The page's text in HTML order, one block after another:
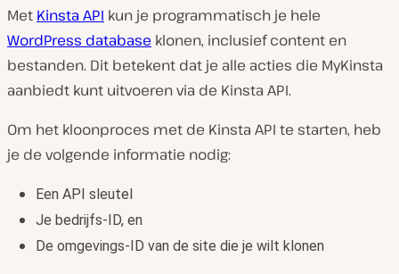
Met Kinsta API kun je programmatisch je hele
WordPress database klonen, inclusief content en
bestanden. Dit betekent dat je alle acties die MyKinsta
aanbiedt kunt uitvoeren via de Kinsta API.
Om het kloonproces met de Kinsta API te starten, heb
je de volgende informatie nodig:
Een API sleutel
Je bedrijfs-ID, en
De omgevings-ID van de site die je wilt klonen